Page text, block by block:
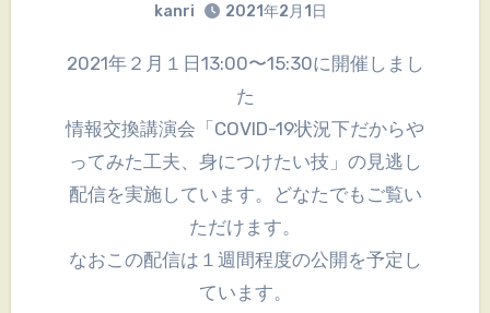
kanri 2021年2月1日
2021年２月１日13:00〜15:30に開催しまし
た
情報交換講演会「COVID-19状況下だからや
ってみた工夫、身につけたい技」の見逃し
配信を実施しています。どなたでもご覧い
ただけます。
なおこの配信は１週間程度の公開を予定し
ています。